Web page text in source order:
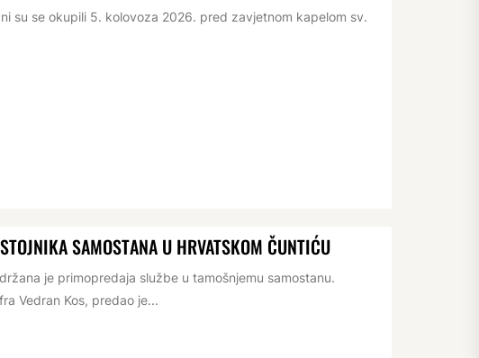
su se okupili 5. kolovoza 2026. pred zavjetnom kapelom sv.
SAMOSTANA U HRVATSKOM ČUNTIĆU
je primopredaja službe u tamošnjemu samostanu.
Vedran Kos, predao je...